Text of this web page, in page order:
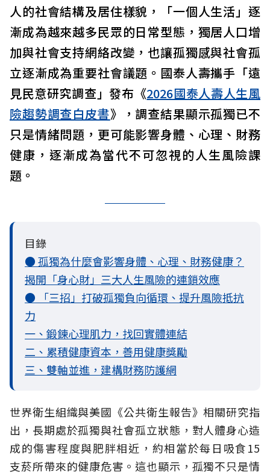
人的社會結構及居住樣貌，「一個人生活」逐
漸成為越來越多民眾的日常型態，獨居人口增
加與社會支持網絡改變，也讓孤獨感與社會孤
立逐漸成為重要社會議題。國泰人壽攜手「遠
見民意研究調查」發布《2026國泰人壽人生風
險趨勢調查白皮書》，調查結果顯示孤獨已不
只是情緒問題，更可能影響身體、心理、財務
健康，逐漸成為當代不可忽視的人生風險課
題。
目錄
● 孤獨為什麼會影響身體、心理、財務健康？
揭開「身心財」三大人生風險的連鎖效應
● 「三招」打破孤獨負向循環、提升風險抵抗
力
一、鍛鍊心理肌力，找回實體連結
二、累積健康資本，善用健康獎勵
三、雙軸並進，建構財務防護網
世界衛生組織與美國《公共衛生報告》相關研究指
出，長期處於孤獨與社會孤立狀態，對人體身心造
成的傷害程度與肥胖相近，約相當於每日吸食15
支菸所帶來的健康危害。這也顯示，孤獨不只是情